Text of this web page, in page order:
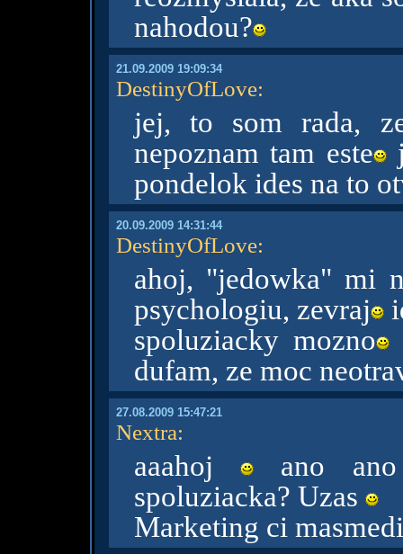
nahodou?
21.09.2009 19:09:34
DestinyOfLove:
jej, to som rada,
nepoznam tam este
pondelok ides na to
20.09.2009 14:31:44
DestinyOfLove:
ahoj, "jedowka" mi
psychologiu, zevraj
spoluziacky mozno
dufam, ze moc
27.08.2009 15:47:21
Nextra:
aaahoj
ano ano
spoluziacka? Uzas
Marketing ci